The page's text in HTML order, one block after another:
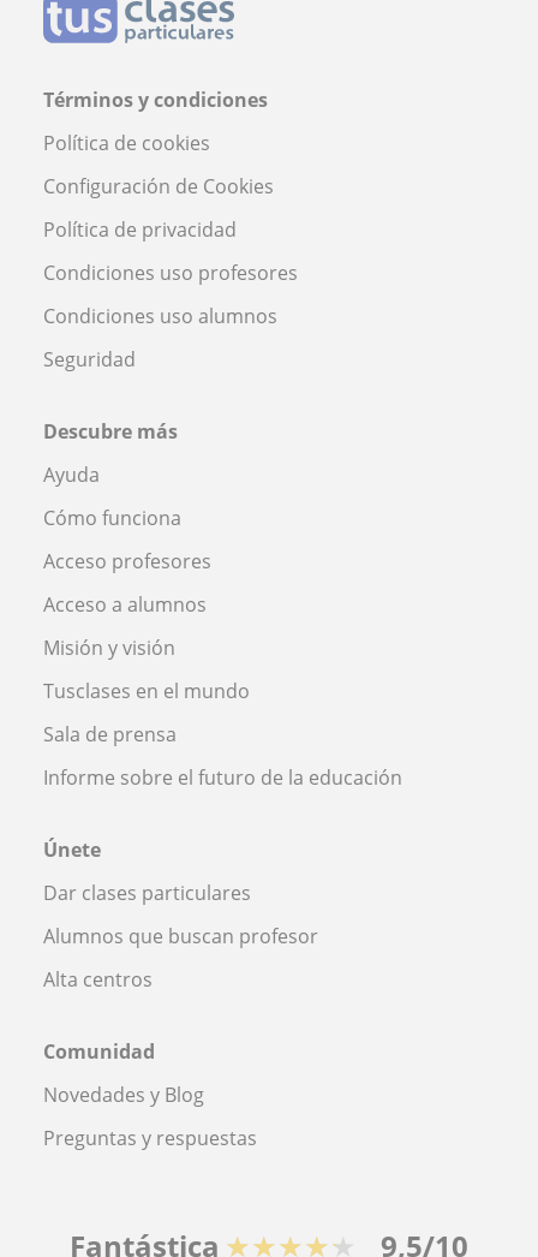
Términos y condiciones
Política de cookies
Configuración de Cookies
Política de privacidad
Condiciones uso profesores
Condiciones uso alumnos
Seguridad
Descubre más
Ayuda
Cómo funciona
Acceso profesores
Acceso a alumnos
Misión y visión
Tusclases en el mundo
Sala de prensa
Informe sobre el futuro de la educación
Únete
Dar clases particulares
Alumnos que buscan profesor
Alta centros
Comunidad
Novedades y Blog
Preguntas y respuestas
Fantástica ★★★★★ 9,5/10